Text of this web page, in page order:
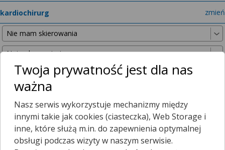
zmień
Nie znaleźliśmy żadnych lekarzy w promieniu25 km , dlatego
zwiększyliśmy promień wyszukiwania do
50 km
Twoja prywatność jest dla nas
ważna
Nasz serwis wykorzystuje mechanizmy między
innymi takie jak cookies (ciasteczka), Web Storage i
inne, które służą m.in. do zapewnienia optymalnej
obsługi podczas wizyty w naszym serwisie.